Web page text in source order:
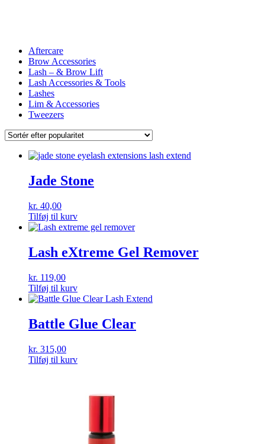
Aftercare
Brow Accessories
Lash – & Brow Lift
Lash Accessories & Tools
Lashes
Lim & Accessories
Tweezers
Jade Stone
kr. 40,00
Tilføj til kurv
Lash eXtreme Gel Remover
kr. 119,00
Tilføj til kurv
Battle Glue Clear
kr. 315,00
Tilføj til kurv